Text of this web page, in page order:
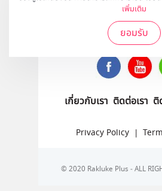
เพิ่มเติม
ยอมรับ
ติดตามเราไ
เกี่ยวกับเรา ติดต่อเรา ติ
Privacy Policy |
© 2020 Rakluke Plus - ALL